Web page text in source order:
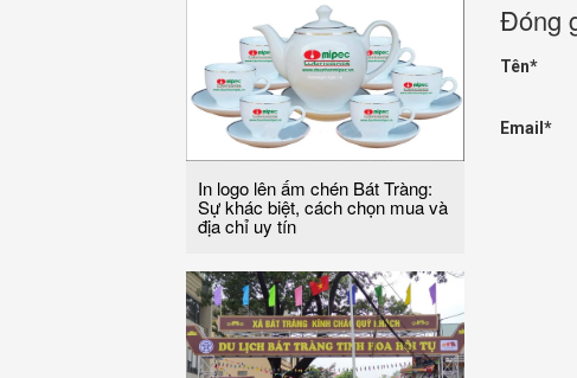
In logo lên ấm chén Bát Tràng:
Sự khác biệt, cách chọn mua và
địa chỉ uy tín
Đóng
Tên*
Email*